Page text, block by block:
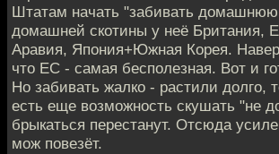
Штатам начать "забивать
домашней скотины у неё Британия,
Аравия, Япония+Южная Корея.
что ЕС - самая бесполезная. Вот и
Но забивать жалко - растили долго,
есть еще возможность скушать "не
брыкаться перестанут. Отсюда
мож повезёт.